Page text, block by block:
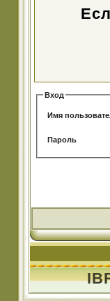
Вход
Имя
Пароль